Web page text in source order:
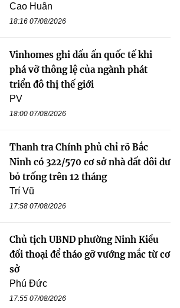
Cao Huân
18:16 07/08/2026
Vinhomes ghi dấu ấn quốc tế khi
phá vỡ thông lệ của ngành phát
triển đô thị thế giới
PV
18:00 07/08/2026
Thanh tra Chính phủ chỉ rõ Bắc
Ninh có 322/570 cơ sở nhà đất dôi dư
bỏ trống trên 12 tháng
Trí Vũ
17:58 07/08/2026
Chủ tịch UBND phường Ninh Kiều
đối thoại để tháo gỡ vướng mắc từ cơ
sở
Phú Đức
17:55 07/08/2026